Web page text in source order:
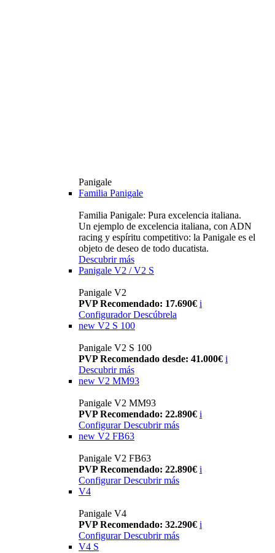
Panigale
Familia Panigale
Familia Panigale: Pura excelencia italiana.
Un ejemplo de excelencia italiana, con ADN
racing y espíritu competitivo: la Panigale es el
objeto de deseo de todo ducatista.
Descubrir más
Panigale V2 / V2 S
Panigale V2
PVP Recomendado: 17.690€ i
Configurador Descúbrela
new V2 S 100
Panigale V2 S 100
PVP Recomendado desde: 41.000€ i
Descubrir más
new V2 MM93
Panigale V2 MM93
PVP Recomendado: 22.890€ i
Configurar Descubrir más
new V2 FB63
Panigale V2 FB63
PVP Recomendado: 22.890€ i
Configurar Descubrir más
V4
Panigale V4
PVP Recomendado: 32.290€ i
Configurar Descubrir más
V4 S